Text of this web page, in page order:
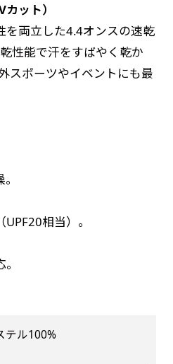
ット）
を両立した4.4オンスの速乾
性能で汗をすばやく乾か
スポーツやイベントにも最
相当）。
テル100%
ん縦50cm／レギュラー
お店の入口付近の装飾に
（基本12時締め切り)枚数
場合、ギリギリでも対応
。防炎加工、トロピカル